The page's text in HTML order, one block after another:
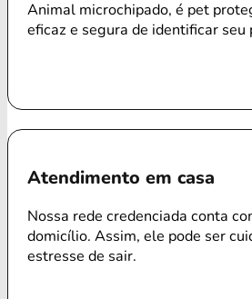
Animal microchipado, é pet
eficaz e segura de identificar
Atendimento em casa
Nossa rede credenciada conta
domicílio. Assim, ele pode ser
estresse de sair.